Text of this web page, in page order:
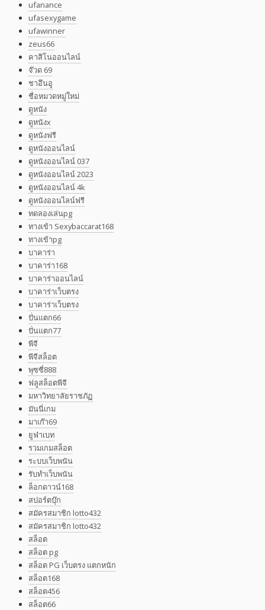
ufanance
ufasexygame
ufawinner
zeus66
คาสิโนออนไลน์
จ๊วด 69
ชาอึนอู
ชื่อหมวดหมู่ใหม่
ดูหนัง
ดูหนังx
ดูหนังฟรี
ดูหนังออนไลน์
ดูหนังออนไลน์ 037
ดูหนังออนไลน์ 2023
ดูหนังออนไลน์ 4k
ดูหนังออนไลน์ฟรี
ทดลองเล่นpg
ทางเข้า Sexybaccarat168
ทางเข้าpg
บาคาร่า
บาคาร่า168
บาคาร่าออนไลน์
บาคาร่าเว็บตรง
บาคาร่าเว็บตรง
ปั่นแตก66
ปั่นแตก77
พีจี
พีจีสล็อต
พุซซี่888
ฟลูสล็อตพีจี
มหาวิทยาลัยราชภัฏ
มันนี่เกม
มาเก๊า69
ยูฟ่าเบท
รวมเกมสล็อต
ระบบเว็บพนัน
รับทำเว็บพนัน
ล็อกดาวน์168
สปอร์ตบุ๊ก
สมัครสมาชิก lotto432
สมัครสมาชิก lotto432
สล็อต
สล็อต pg
สล็อต PG เว็บตรง แตกหนัก
สล็อต168
สล็อต456
สล็อต66